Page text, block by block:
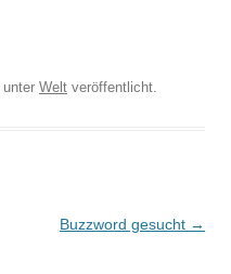
unter Welt veröffentlicht.
Buzzword gesucht →